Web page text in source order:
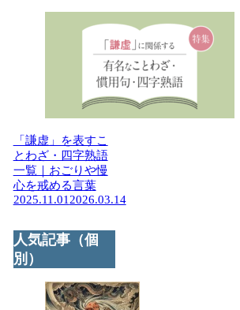
「謙虚」を表すこ
とわざ・四字熟語
一覧｜おごりや慢
心を戒める言葉
2025.11.01 2026.03.14
人気記事（個
別）